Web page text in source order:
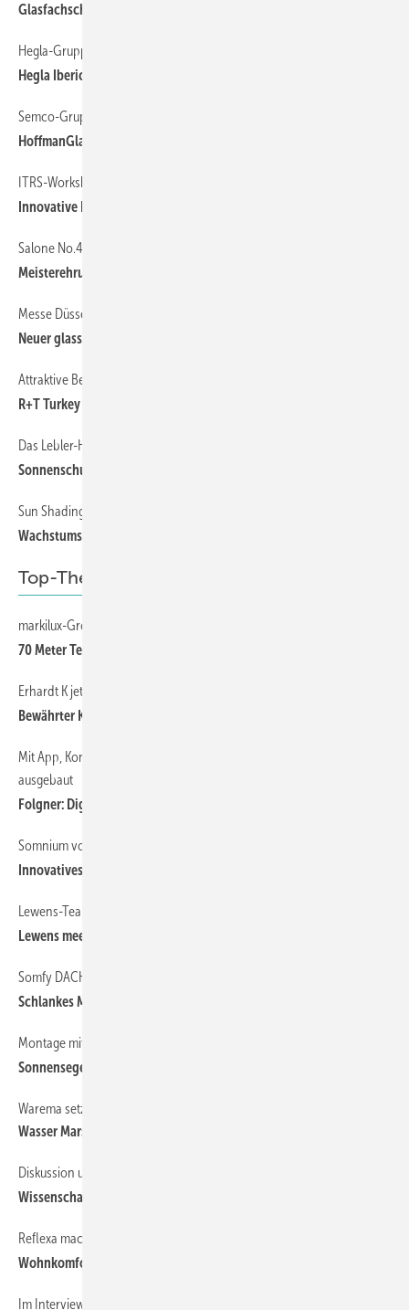
Glasfachschule feiert junge Zukunftstalente
Hegla-Gruppe
Hegla Iberica gegründet
Semco-Gruppe
HoffmanGlas zu 100% übernommen
ITRS-Workshop Digitaldruck
Innovative Impulse für die Branche
Salone No.4 Lindau mit perfekter Kulisse
Meisterehrung bei MHZ
Messe Düsseldorf
Neuer glasstec Direktor
Attraktive Beteiligungsmöglichkeiten
R+T Turkey 2025: Hub für den nahen Osten
Das Lebler-Haus bei Linz
Sonnenschutz trifft Spitzenleistung
Sun Shading Expo North America 2025
Wachstumsmesse für den internationalen Sonnenschutzmarkt
Top-Thema
markilux-Großprojekt in Südfrankreich
70 Meter Terrasse an Gastromeile
Erhardt K jetzt mit integrierter LED-Steuerung
Bewährter Klassiker mit smarter Neuerung
Mit App, Konfigurator und individueller Beratung wird der Service
ausgebaut
Folgner: Digitaler Service mit persönlicher Note
Somnium von Aliplast setzt neue Maßstäbe
Innovatives Lamellendach eröffnet neue Geschäftsfelder
Lewens-Teamschulung von elero für geplante ­Partner-Aktion
Lewens meets elero
Somfy DACH stellt Managementteam neu auf
Schlankes Management und direkte Kundennähe
Montage mit besonderen Herausforderungen
Sonnensegel und intelligente Steuerung
Warema setzt auf umfangreiche Prüfungen für Schneelast und Regen
Wasser Marsch!
Diskussion um Fenstergrößen bei Hitze
Wissenschaftliche Studie widerlegt Mythos
Reflexa macht die Terrasse ganzjährig nutzbar
Wohnkomfort bei jedem Wetter
Im Interview mit Paul Renson und Christine Broux